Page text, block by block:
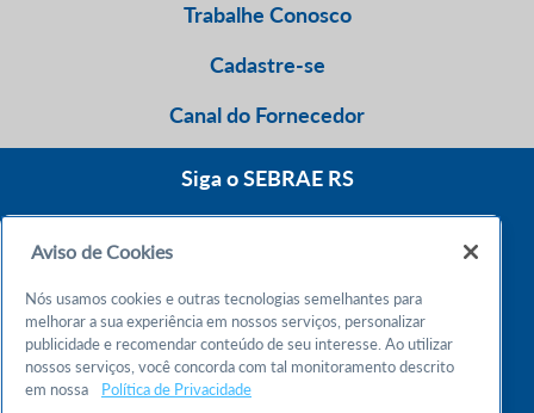
Trabalhe Conosco
Cadastre-se
Canal do Fornecedor
Siga o SEBRAE RS
Atendimento 24h
Chame no WhatsApp
Aviso de Cookies
Nós usamos cookies e outras tecnologias semelhantes para
melhorar a sua experiência em nossos serviços, personalizar
publicidade e recomendar conteúdo de seu interesse. Ao utilizar
nossos serviços, você concorda com tal monitoramento descrito
em nossa
Política de Privacidade